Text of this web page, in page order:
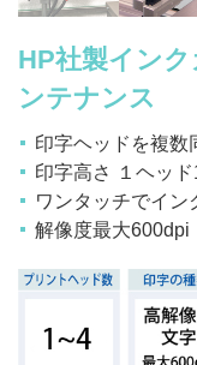
HP社製イン
ンテナンス
印字ヘッドを複数
印字高さ １ヘッ
ワンタッチでイン
解像度最大600dpi